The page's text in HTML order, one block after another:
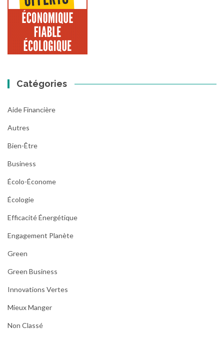
Catégories
Aide Financière
Autres
Bien-Être
Business
Écolo-Économe
Écologie
Efficacité Énergétique
Engagement Planète
Green
Green Business
Innovations Vertes
Mieux Manger
Non Classé